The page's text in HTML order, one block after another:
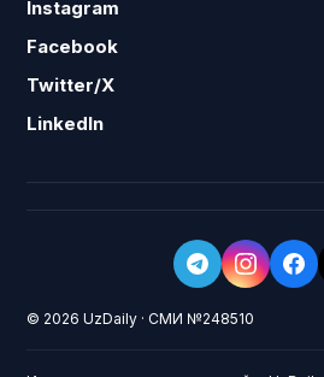
Instagram
Facebook
Twitter/X
LinkedIn
© 2026 UzDaily · СМИ №248510